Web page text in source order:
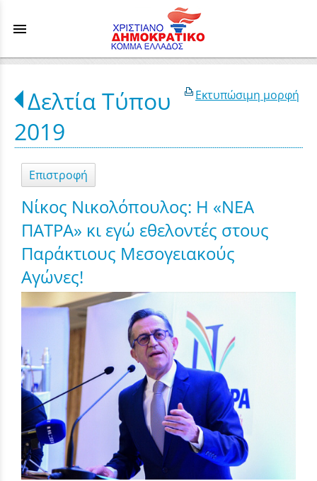
menu
Εκτυπώσιμη μορφή
Δελτία Τύπου
2019
Επιστροφή
Νίκος Νικολόπουλος: Η «ΝΕΑ
ΠΑΤΡΑ» κι εγώ εθελοντές στους
Παράκτιους Μεσογειακούς
Αγώνες!